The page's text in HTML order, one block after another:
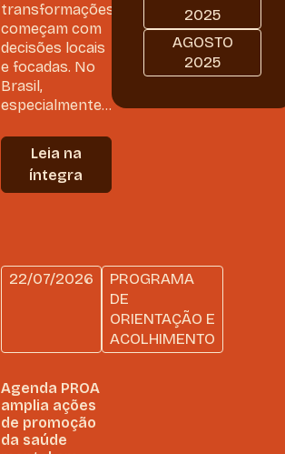
transformações
começam com
decisões locais
e focadas. No
Brasil,
especialmente...
Leia na
íntegra
22/07/2026
PROGRAMA
DE
ORIENTAÇÃO E
ACOLHIMENTO
Agenda PROA
amplia ações
de promoção
da saúde
2025
AGOSTO
2025